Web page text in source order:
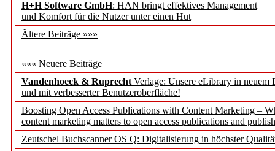
H+H Software GmbH: HAN bringt effektives Management
und Komfort für die Nutzer unter einen Hut
Ältere Beiträge »»»
««« Neuere Beiträge
Vandenhoeck & Ruprecht Verlage: Unsere eLibrary in neuem
und mit verbesserter Benutzeroberfläche!
Boosting Open Access Publications with Content Marketing –
content marketing matters to open access publications and
Zeutschel Buchscanner OS Q: Digitalisierung in höchster